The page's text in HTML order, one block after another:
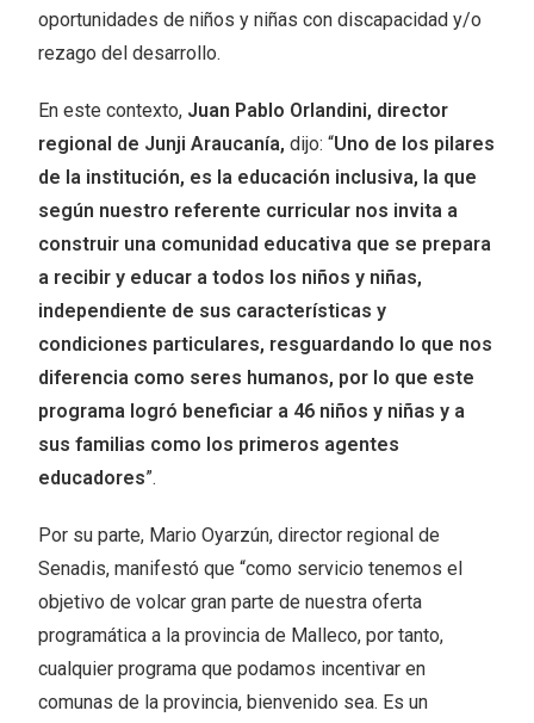
oportunidades de niños y niñas con discapacidad y/o
rezago del desarrollo.
En este contexto, Juan Pablo Orlandini, director
regional de Junji Araucanía, dijo: “Uno de los pilares
de la institución, es la educación inclusiva, la que
según nuestro referente curricular nos invita a
construir una comunidad educativa que se prepara
a recibir y educar a todos los niños y niñas,
independiente de sus características y
condiciones particulares, resguardando lo que nos
diferencia como seres humanos, por lo que este
programa logró beneficiar a 46 niños y niñas y a
sus familias como los primeros agentes
educadores”.
Por su parte, Mario Oyarzún, director regional de
Senadis, manifestó que “como servicio tenemos el
objetivo de volcar gran parte de nuestra oferta
programática a la provincia de Malleco, por tanto,
cualquier programa que podamos incentivar en
comunas de la provincia, bienvenido sea. Es un